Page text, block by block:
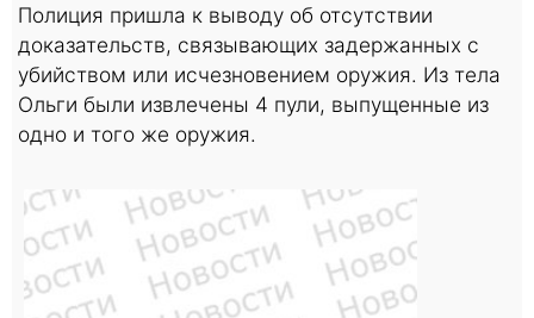
Полиция пришла к выводу об отсутствии
доказательств, связывающих задержанных с
убийством или исчезновением оружия. Из тела
Ольги были извлечены 4 пули, выпущенные из
одно и того же оружия.